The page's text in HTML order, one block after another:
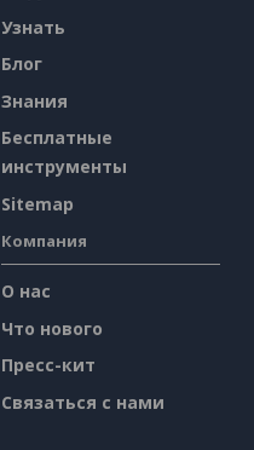
Узнать
Блог
Знания
Бесплатные
инструменты
Sitemap
Компания
О нас
Что нового
Пресс-кит
Связаться с нами